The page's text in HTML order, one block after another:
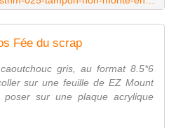
Fée du scrap
gris, au format 8.5*6
sur une feuille de EZ Mount
sur une plaque acrylique